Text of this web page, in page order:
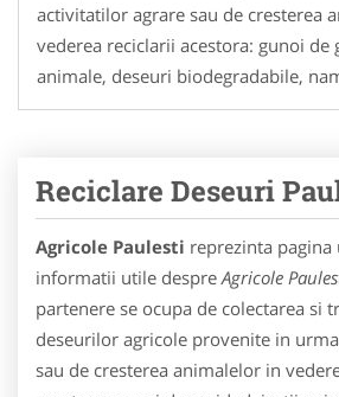
activitatilor agrare sau de cresterea
vederea reciclarii acestora: gunoi de
animale, deseuri biodegradabile,
Reciclare Deseuri
Agricole Paulesti reprezinta pagina
informatii utile despre Agricole
partenere se ocupa de colectarea si
deseurilor agricole provenite in
sau de cresterea animalelor in